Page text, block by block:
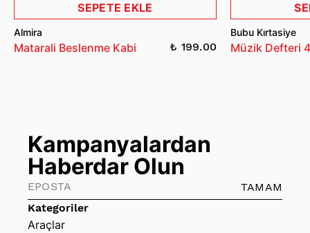
SEPETE EKLE
Almira
Matarali Beslenme Kabi ₺ 199.00
Bubu Kırtasiye
Müzik Defteri
Kategoriler
Araçlar
Kampanyalardan
Haberdar Olun
TAMAM